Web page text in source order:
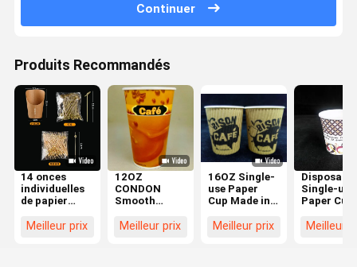
Continuer
Produits Recommandés
14 onces
individuelles
de papier
d' apéritifs
Meilleur prix
12OZ
CONDON
Smooth
Paper
Meilleur prix
16OZ Single-
use Paper
Cup Made in
& Cold Drinks
Meilleur prix
Disposable
Single-use
Paper
Drink,
Meilleur